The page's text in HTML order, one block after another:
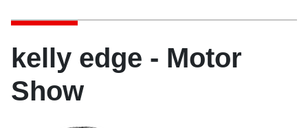
kelly edge - Motor
Show